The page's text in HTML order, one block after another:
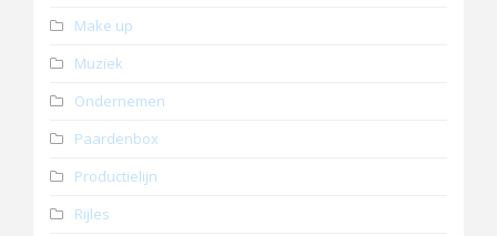
Make up
Muziek
Ondernemen
Paardenbox
Productielijn
Rijles